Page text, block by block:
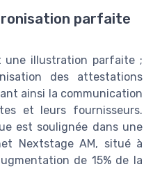
parfaite
une illustration parfaite ;
des attestations
ainsi la communication
et leurs fournisseurs.
est soulignée dans une
Nextstage AM, situé à
de 15% de la